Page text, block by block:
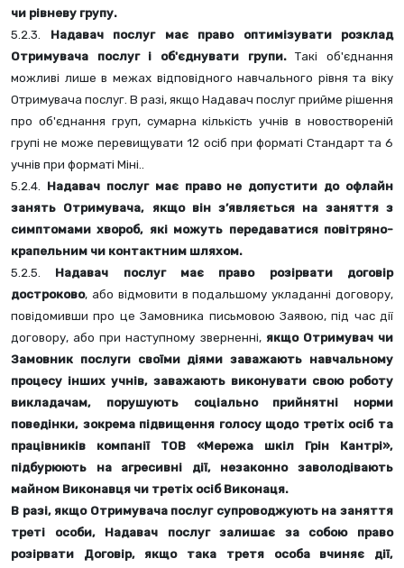
чи рівневу групу.
5.2.3. Надавач послуг має право оптимізувати розклад
Отримувача послуг і об'єднувати групи. Такі об'єднання
можливі лише в межах відповідного навчального рівня та віку
Отримувача послуг. В разі, якщо Надавач послуг прийме рішення
про об'єднання груп, сумарна кількість учнів в новоствореній
групі не може перевищувати 12 осіб при форматі Стандарт та 6
учнів при форматі Міні..
5.2.4. Надавач послуг має право не допустити до офлайн
занять Отримувача, якщо він з’являється на заняття з
симптомами хвороб, які можуть передаватися повітряно-
крапельним чи контактним шляхом.
5.2.5. Надавач послуг має право розірвати договір
достроково, або відмовити в подальшому укладанні договору,
повідомивши про це Замовника письмовою Заявою, під час дії
договору, або при наступному зверненні, якщо Отримувач чи
Замовник послуги своїми діями заважають навчальному
процесу інших учнів, заважають виконувати свою роботу
викладачам, порушують соціально прийнятні норми
поведінки, зокрема підвищення голосу щодо третіх осіб та
працівників компанії ТОВ «Мережа шкіл Грін Кантрі»,
підбурюють на агресивні дії, незаконно заволодівають
майном Виконавця чи третіх осіб Виконаця.
В разі, якщо Отримувача послуг супроводжують на заняття
треті особи, Надавач послуг залишає за собою право
розірвати Договір, якщо така третя особа вчиняє дії,